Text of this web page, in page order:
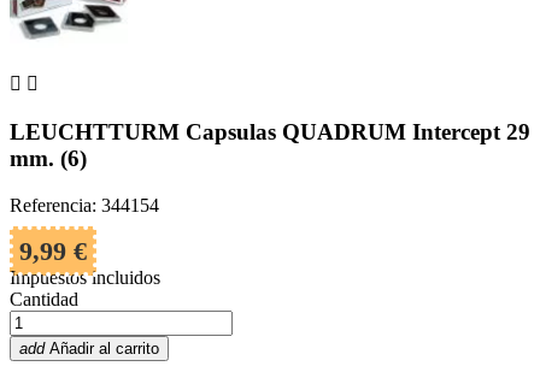
 
LEUCHTTURM Capsulas QUADRUM Intercept 29
mm. (6)
Referencia: 344154
9,99 €
Impuestos incluidos
Cantidad
add Añadir al carrito